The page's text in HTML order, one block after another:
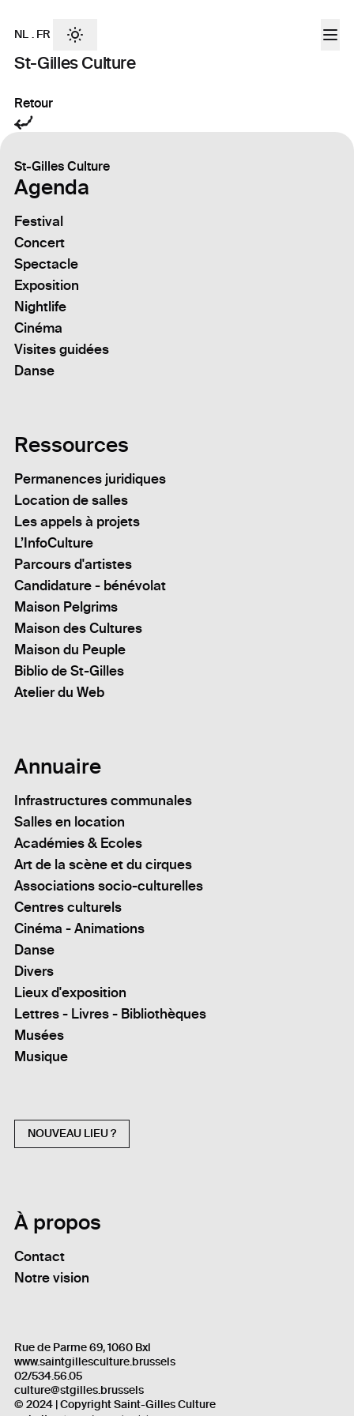
St-Gilles Culture
NL . FR
Retour
St-Gilles Culture
Agenda
Festival
Concert
Spectacle
Exposition
Nightlife
Cinéma
Visites guidées
Danse
Ressources
Permanences juridiques
Location de salles
Les appels à projets
L’InfoCulture
Parcours d'artistes
Candidature - bénévolat
Maison Pelgrims
Maison des Cultures
Maison du Peuple
Biblio de St-Gilles
Atelier du Web
Annuaire
Infrastructures communales
Salles en location
Académies & Ecoles
Art de la scène et du cirques
Associations socio-culturelles
Centres culturels
Cinéma - Animations
Danse
Divers
Lieux d'exposition
Lettres - Livres - Bibliothèques
Musées
Musique
NOUVEAU LIEU ?
À propos
Contact
Notre vision
Rue de Parme 69, 1060 Bxl
www.saintgillesculture.brussels
02/534.56.05
culture@stgilles.brussels
© 2024 | Copyright Saint-Gilles Culture